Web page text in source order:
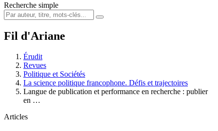
Recherche simple
Fil d'Ariane
Érudit
Revues
Politique et Sociétés
La science politique francophone. Défis et trajectoires
Langue de publication et performance en recherche : publier
en …
Articles